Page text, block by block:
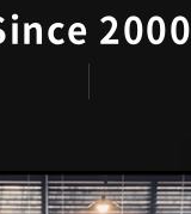
2000